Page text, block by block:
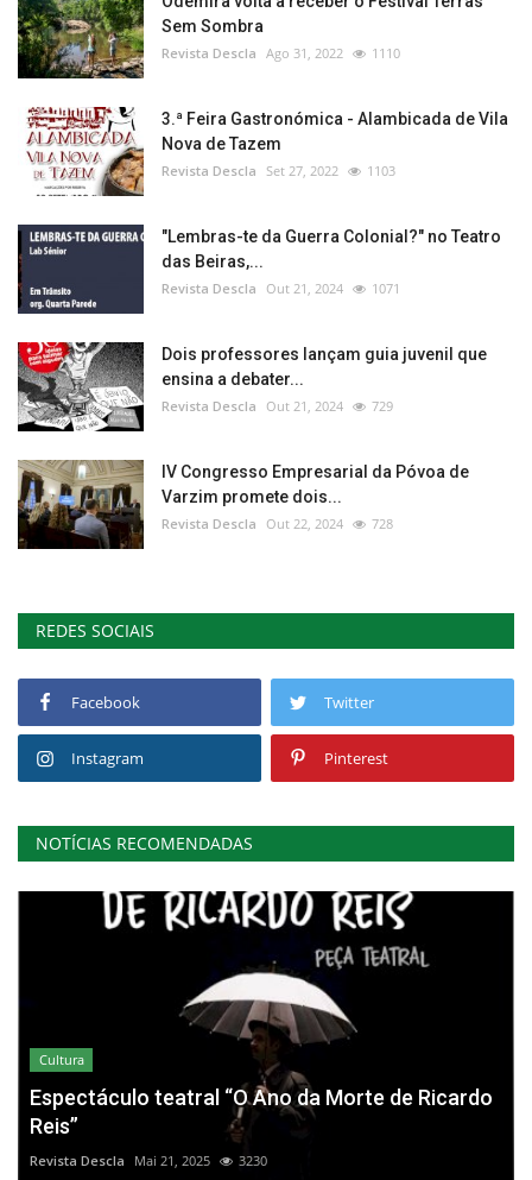
Sem Sombra
Revista Descla Ago 31, 2022 1110
3.ª Feira Gastronómica - Alambicada de Vila
Nova de Tazem
Revista Descla Set 27, 2022 1103
"Lembras-te da Guerra Colonial?" no Teatro
das Beiras,...
Revista Descla Out 21, 2024 1071
Dois professores lançam guia juvenil que
ensina a debater...
Revista Descla Out 21, 2024 729
IV Congresso Empresarial da Póvoa de
Varzim promete dois...
Revista Descla Out 22, 2024 728
REDES SOCIAIS
Facebook Twitter
Instagram Pinterest
NOTÍCIAS RECOMENDADAS
Cultura
Espectáculo teatral “O Ano da Morte de Ricardo
Reis”
Revista Descla Mai 21, 2025 3230